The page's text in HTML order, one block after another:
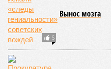
5
Вынос мозга